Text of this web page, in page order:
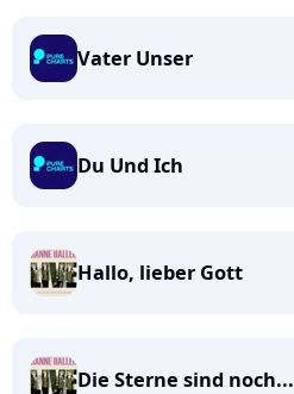
Vater Unser
Du Und Ich
Hallo, lieber Gott
Die Sterne sind noch...